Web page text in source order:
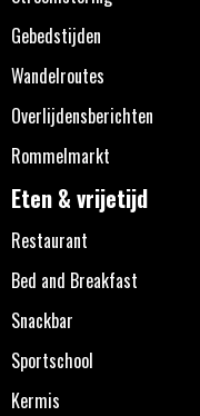
Gebedstijden
Wandelroutes
Overlijdensberichten
Rommelmarkt
Eten & vrijetijd
Restaurant
Bed and Breakfast
Snackbar
Sportschool
Kermis